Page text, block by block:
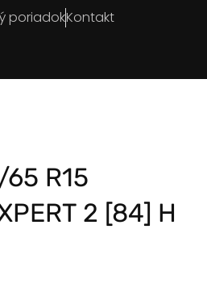
poriadokKontakt
R15
2 [84] H